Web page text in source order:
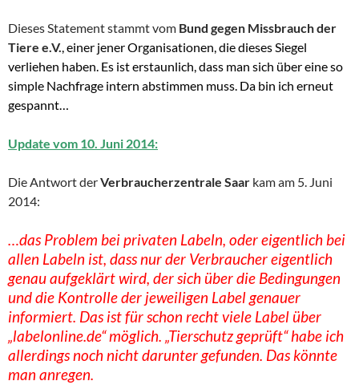
Dieses Statement stammt vom Bund gegen Missbrauch der
Tiere e.V., einer jener Organisationen, die dieses Siegel
verliehen haben. Es ist erstaunlich, dass man sich über eine so
simple Nachfrage intern abstimmen muss. Da bin ich erneut
gespannt…
Update vom 10. Juni 2014:
Die Antwort derVerbraucherzentrale Saar kam am 5. Juni
2014:
…das Problem bei privaten Labeln, oder eigentlich bei
allen Labeln ist, dass nur der Verbraucher eigentlich
genau aufgeklärt wird, der sich über die Bedingungen
und die Kontrolle der jeweiligen Label genauer
informiert. Das ist für schon recht viele Label über
„labelonline.de“ möglich. „Tierschutz geprüft“ habe ich
allerdings noch nicht darunter gefunden. Das könnte
man anregen.